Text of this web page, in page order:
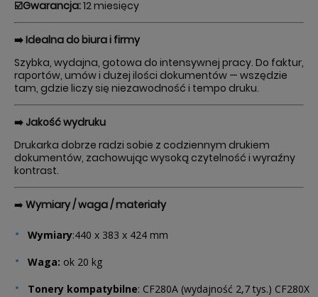
☑️Gwarancja:12 miesięcy
➡️ Idealna do biura i firmy
Szybka, wydajna, gotowa do intensywnej pracy. Do faktur,
raportów, umów i dużej ilości dokumentów — wszędzie
tam, gdzie liczy się niezawodność i tempo druku.
➡️ Jakość wydruku
Drukarka dobrze radzi sobie z codziennym drukiem
dokumentów, zachowując wysoką czytelność i wyraźny
kontrast.
➡️ Wymiary / waga / materiały
Wymiary:440 x 383 x 424 mm
Waga: ok 20 kg
Tonery kompatybilne: CF280A (wydajność 2,7 tys.) CF280X